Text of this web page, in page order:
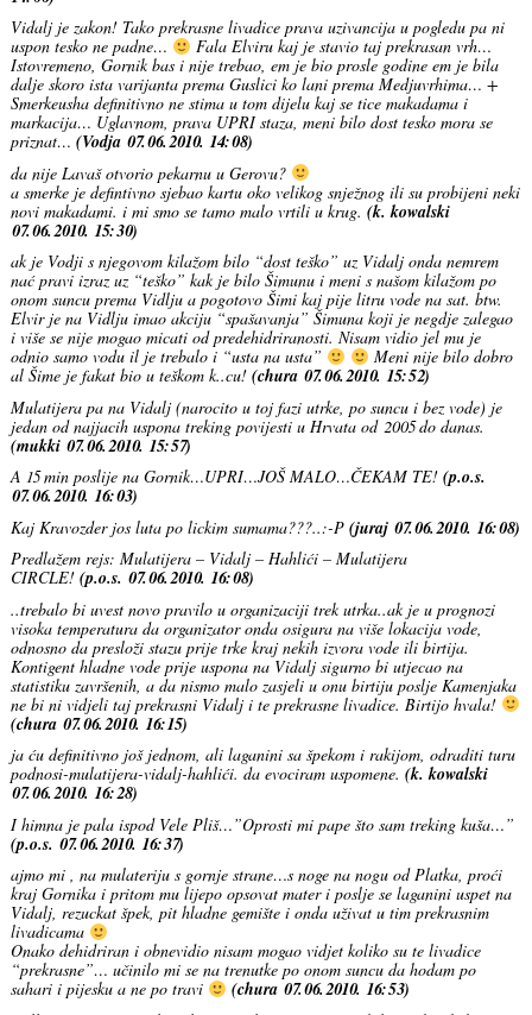
Vidalj je zakon! Tako prekrasne livadice prava uzivancija u pogledu pa ni
uspon tesko ne padne…
Fala Elviru kaj je stavio taj prekrasan vrh…
Istovremeno, Gornik bas i nije trebao, em je bio prosle godine em je bila
dalje skoro ista varijanta prema Guslici ko lani prema Medjuvrhima… +
Smerkeusha definitivno ne stima u tom dijelu kaj se tice makadama i
markacija… Uglavnom, prava UPRI staza, meni bilo dost tesko mora se
priznat… (Vodja 07.06.2010. 14:08)
da nije Lavaš otvorio pekarnu u Gerovu?
a smerke je defintivno sjebao kartu oko velikog snježnog ili su probijeni neki
novi makadami. i mi smo se tamo malo vrtili u krug. (k. kowalski
07.06.2010. 15:30)
ak je Vodji s njegovom kilažom bilo “dost teško” uz Vidalj onda nemrem
nać pravi izraz uz “teško” kak je bilo Šimunu i meni s našom kilažom po
onom suncu prema Vidlju a pogotovo Šimi kaj pije litru vode na sat. btw.
Elvir je na Vidlju imao akciju “spašavanja” Šimuna koji je negdje zalegao
i više se nije mogao micati od predehidriranosti. Nisam vidio jel mu je
odnio samo vodu il je trebalo i “usta na usta”
Meni nije bilo dobro
al Šime je fakat bio u teškom k..cu! (chura 07.06.2010. 15:52)
Mulatijera pa na Vidalj (narocito u toj fazi utrke, po suncu i bez vode) je
jedan od najjacih uspona treking povijesti u Hrvata od 2005 do danas.
(mukki 07.06.2010. 15:57)
A 15 min poslije na Gornik…UPRI…JOŠ MALO…ČEKAM TE! (p.o.s.
07.06.2010. 16:03)
Kaj Kravozder jos luta po lickim sumama???..:-P (juraj 07.06.2010. 16:08)
Predlažem rejs: Mulatijera – Vidalj – Hahlići – Mulatijera
CIRCLE! (p.o.s. 07.06.2010. 16:08)
..trebalo bi uvest novo pravilo u organizaciji trek utrka..ak je u prognozi
visoka temperatura da organizator onda osigura na više lokacija vode,
odnosno da presloži stazu prije trke kraj nekih izvora vode ili birtija.
Kontigent hladne vode prije uspona na Vidalj sigurno bi utjecao na
statistiku završenih, a da nismo malo zasjeli u onu birtiju poslje Kamenjaka
ne bi ni vidjeli taj prekrasni Vidalj i te prekrasne livadice. Birtijo hvala!
(chura 07.06.2010. 16:15)
ja ću definitivno još jednom, ali laganini sa špekom i rakijom, odraditi turu
podnosi-mulatijera-vidalj-hahlići. da evociram uspomene. (k. kowalski
07.06.2010. 16:28)
I himna je pala ispod Vele Pliš…”Oprosti mi pape što sam treking kuša…”
(p.o.s. 07.06.2010. 16:37)
ajmo mi , na mulateriju s gornje strane…s noge na nogu od Platka, proći
kraj Gornika i pritom mu lijepo opsovat mater i poslje se laganini uspet na
Vidalj, rezuckat špek, pit hladne gemište i onda uživat u tim prekrasnim
livadicama
Onako dehidriran i obnevidio nisam mogao vidjet koliko su te livadice
“prekrasne”… učinilo mi se na trenutke po onom suncu da hodam po
sahari i pijesku a ne po travi
(chura 07.06.2010. 16:53)